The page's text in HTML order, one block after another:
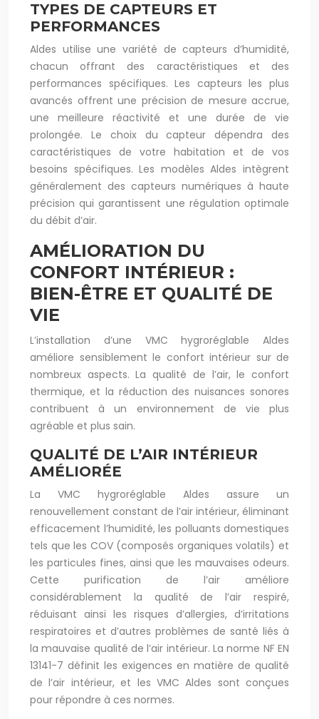
TYPES DE CAPTEURS ET
PERFORMANCES
Aldes utilise une variété de capteurs d’humidité,
chacun offrant des caractéristiques et des
performances spécifiques. Les capteurs les plus
avancés offrent une précision de mesure accrue,
une meilleure réactivité et une durée de vie
prolongée. Le choix du capteur dépendra des
caractéristiques de votre habitation et de vos
besoins spécifiques. Les modèles Aldes intègrent
généralement des capteurs numériques à haute
précision qui garantissent une régulation optimale
du débit d’air.
AMÉLIORATION DU
CONFORT INTÉRIEUR :
BIEN-ÊTRE ET QUALITÉ DE
VIE
L’installation d’une VMC hygroréglable Aldes
améliore sensiblement le confort intérieur sur de
nombreux aspects. La qualité de l’air, le confort
thermique, et la réduction des nuisances sonores
contribuent à un environnement de vie plus
agréable et plus sain.
QUALITÉ DE L’AIR INTÉRIEUR
AMÉLIORÉE
La VMC hygroréglable Aldes assure un
renouvellement constant de l’air intérieur, éliminant
efficacement l’humidité, les polluants domestiques
tels que les COV (composés organiques volatils) et
les particules fines, ainsi que les mauvaises odeurs.
Cette purification de l’air améliore
considérablement la qualité de l’air respiré,
réduisant ainsi les risques d’allergies, d’irritations
respiratoires et d’autres problèmes de santé liés à
la mauvaise qualité de l’air intérieur. La norme NF EN
13141-7 définit les exigences en matière de qualité
de l’air intérieur, et les VMC Aldes sont conçues
pour répondre à ces normes.